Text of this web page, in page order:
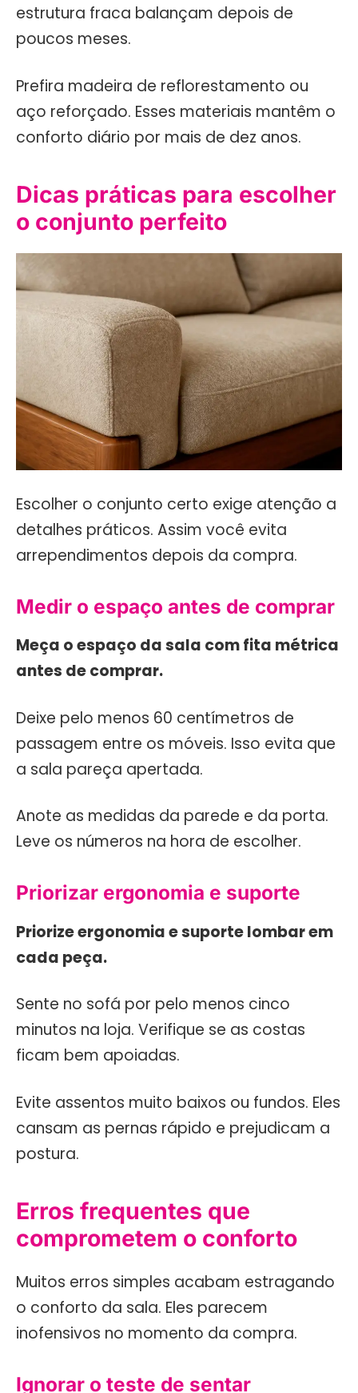
estrutura fraca balançam depois de
poucos meses.
Prefira madeira de reflorestamento ou
aço reforçado. Esses materiais mantêm o
conforto diário por mais de dez anos.
Dicas práticas para escolher
o conjunto perfeito
Escolher o conjunto certo exige atenção a
detalhes práticos. Assim você evita
arrependimentos depois da compra.
Medir o espaço antes de comprar
Meça o espaço da sala com fita métrica
antes de comprar.
Deixe pelo menos 60 centímetros de
passagem entre os móveis. Isso evita que
a sala pareça apertada.
Anote as medidas da parede e da porta.
Leve os números na hora de escolher.
Priorizar ergonomia e suporte
Priorize ergonomia e suporte lombar em
cada peça.
Sente no sofá por pelo menos cinco
minutos na loja. Verifique se as costas
ficam bem apoiadas.
Evite assentos muito baixos ou fundos. Eles
cansam as pernas rápido e prejudicam a
postura.
Erros frequentes que
comprometem o conforto
Muitos erros simples acabam estragando
o conforto da sala. Eles parecem
inofensivos no momento da compra.
Ignorar o teste de sentar